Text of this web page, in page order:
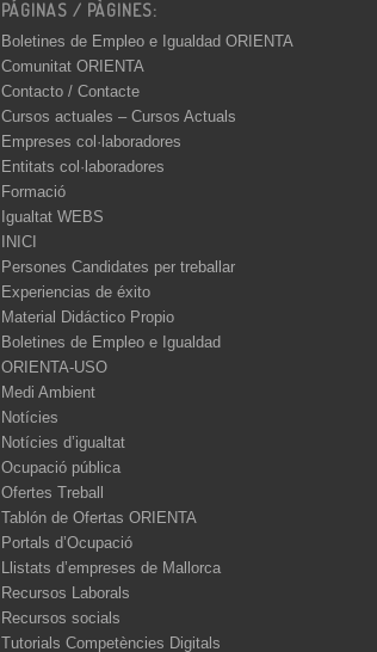
PÁGINAS / PÀGINES:
Boletines de Empleo e Igualdad ORIENTA
Comunitat ORIENTA
Contacto / Contacte
Cursos actuales – Cursos Actuals
Empreses col·laboradores
Entitats col·laboradores
Formació
Igualtat WEBS
INICI
Persones Candidates per treballar
Experiencias de éxito
Material Didáctico Propio
Boletines de Empleo e Igualdad
ORIENTA-USO
Medi Ambient
Notícies
Notícies d’igualtat
Ocupació pública
Ofertes Treball
Tablón de Ofertas ORIENTA
Portals d’Ocupació
Llistats d’empreses de Mallorca
Recursos Laborals
Recursos socials
Tutorials Competències Digitals